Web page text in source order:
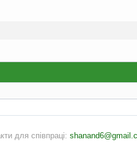
для співпраці: